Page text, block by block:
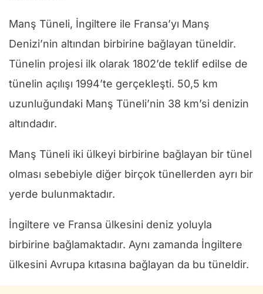
Manş Tüneli, İngiltere ile Fransa’yı Manş
Denizi’nin altından birbirine bağlayan tüneldir.
Tünelin projesi ilk olarak 1802’de teklif edilse de
tünelin açılışı 1994’te gerçekleşti. 50,5 km
uzunluğundaki Manş Tüneli’nin 38 km’si denizin
altındadır.
Manş Tüneli iki ülkeyi birbirine bağlayan bir tünel
olması sebebiyle diğer birçok tünellerden ayrı bir
yerde bulunmaktadır.
İngiltere ve Fransa ülkesini deniz yoluyla
birbirine bağlamaktadır. Aynı zamanda İngiltere
ülkesini Avrupa kıtasına bağlayan da bu tüneldir.